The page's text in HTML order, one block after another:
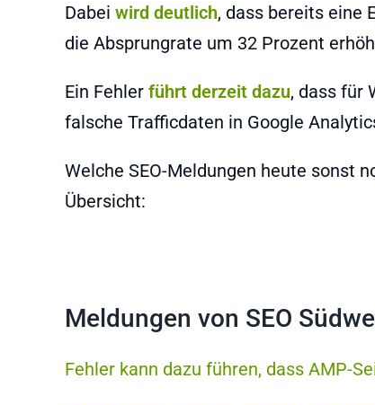
Dabei wird deutlich, dass bereits eine
die Absprungrate um 32 Prozent
Ein Fehler führt derzeit dazu, dass für
falsche Trafficdaten in Google
Welche SEO-Meldungen heute sonst
Übersicht:
Meldungen von SEO
Fehler kann dazu führen, dass AMP-